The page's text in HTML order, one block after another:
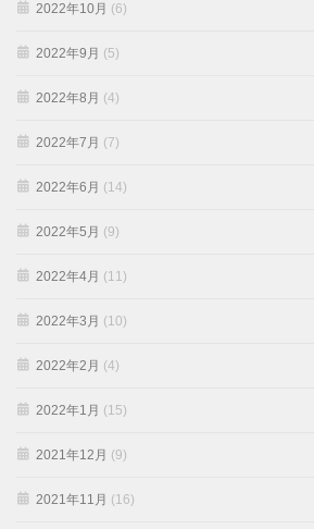
2022年10月 (6)
2022年9月 (5)
2022年8月 (4)
2022年7月 (7)
2022年6月 (14)
2022年5月 (9)
2022年4月 (11)
2022年3月 (10)
2022年2月 (4)
2022年1月 (15)
2021年12月 (9)
2021年11月 (16)